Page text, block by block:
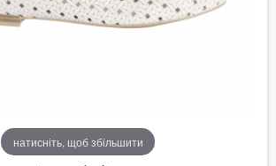
натисніть, щоб збільшити